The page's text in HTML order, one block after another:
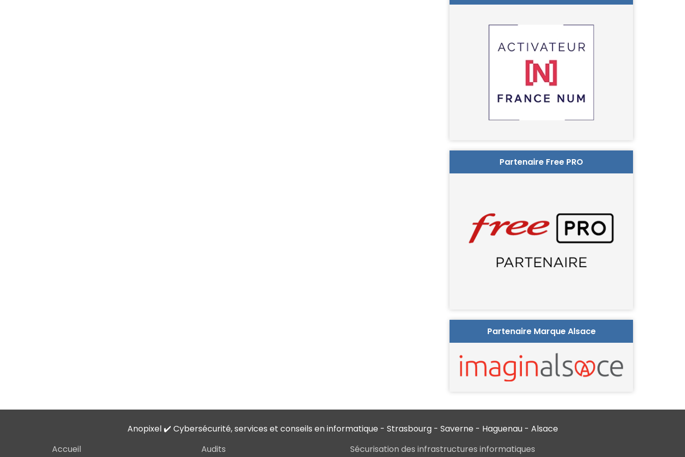
Partenaire Free PRO
Partenaire Marque Alsace
Anopixel ✔️ Cybersécurité, services et conseils en informatique - Strasbourg - Saverne - Haguenau - Alsace
Accueil
Audits
Sécurisation des infrastructures informatiques